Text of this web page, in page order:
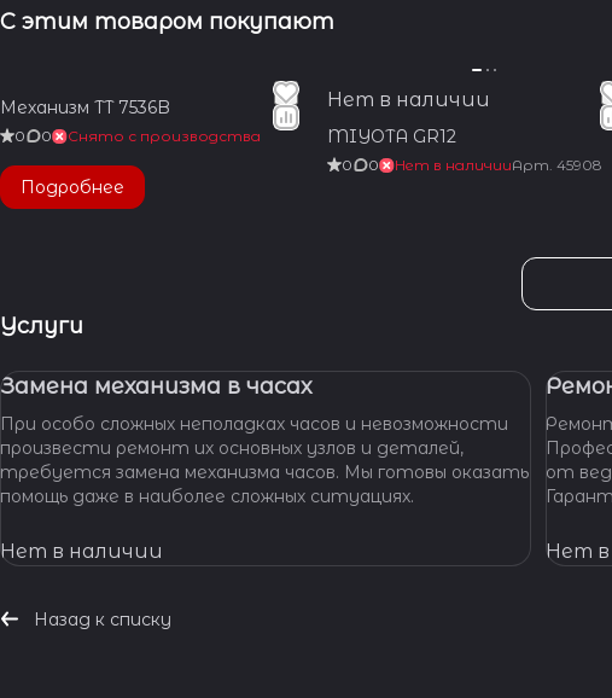
С этим товаром покупают
Механизм TT 7536B
0 0 Снято с производства
Подробнее
Нет в наличии
MIYOTA GR12
0 0 Нет в наличииАрт.45908
Услуги
Замена механизма в часах
При особо сложных неполадках часов и невозможности
произвести ремонт их основных узлов и деталей,
требуется замена механизма часов. Мы готовы оказать
помощь даже в наиболее сложных ситуациях.
Нет в наличии
от
Нет в
Назад к списку